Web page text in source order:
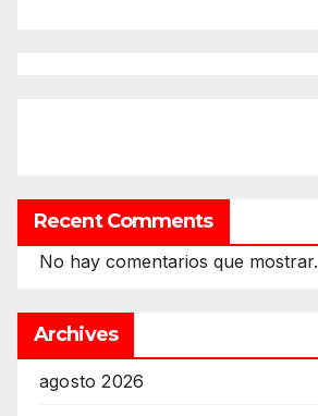
Recent Comments
No hay comentarios que mostrar.
Archives
agosto 2026